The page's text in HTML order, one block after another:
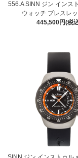
556.A SINN ジン インス
ウォッチ ブレスレ
445,500円(税